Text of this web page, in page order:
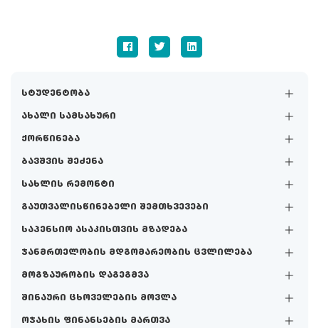
სტუდენტობა
ახალი სამსახური
ქორწინება
ბავშვის შეძენა
სახლის რემონტი
გაუთვალისწინებელი შემთხვევები
საპენსიო ასაკისთვის მზადება
ჯანმრთელობის მდგომარეობის ცვლილება
მოგზაურობის დაგეგმვა
შინაური ცხოველების მოვლა
ოჯახის ფინანსების მართვა